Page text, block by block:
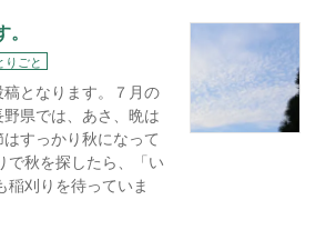
りごと
となります。７月の
県では、あさ、晩は
すっかり秋になって
で秋を探したら、「い
稲刈りを待っていま